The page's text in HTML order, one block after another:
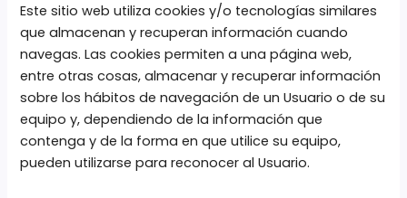
Este sitio web utiliza cookies y/o tecnologías similares
que almacenan y recuperan información cuando
navegas. Las cookies permiten a una página web,
entre otras cosas, almacenar y recuperar información
sobre los hábitos de navegación de un Usuario o de su
equipo y, dependiendo de la información que
contenga y de la forma en que utilice su equipo,
pueden utilizarse para reconocer al Usuario.